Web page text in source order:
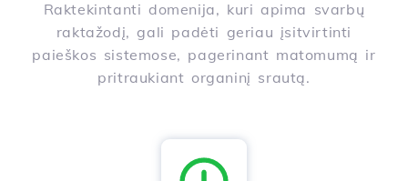
Raktekintanti domenija, kuri apima svarbų
raktažodį, gali padėti geriau įsitvirtinti
paieškos sistemose, pagerinant matomumą ir
pritraukiant organinį srautą.